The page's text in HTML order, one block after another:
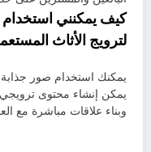
كيف يمكنني استخدام
لترويج الأثاث
يمكنك استخدام صور
يمكن إنشاء محتوى ترويجي
وبناء علاقات مباشرة مع